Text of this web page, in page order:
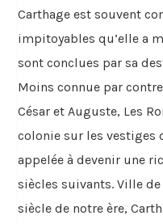
Carthage est souvent
impitoyables qu’elle a
sont conclues par sa
Moins connue par
César et Auguste, Les
colonie sur les vestiges
appelée à devenir une
siècles suivants. Ville
siècle de notre ère,